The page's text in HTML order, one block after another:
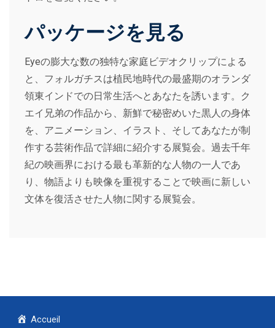
パッケージを見る
Eyeの膨大な数の独特な家庭ビデオクリップによる
と、フォルガチスは植民地時代の最盛期のオランダ
領東インドでの日常生活へとあなたを誘います。ク
エイ兄弟の作品から、新鮮で秘密めいた黒人の身体
を、アニメーション、イラスト、そしてあなたが制
作する芸術作品で詳細に紹介する展覧会。過去千年
紀の映画界における最も革新的な人物の一人であ
り、物語よりも映像を重視することで映画に新しい
文体を復活させた人物に関する展覧会。
Accueil